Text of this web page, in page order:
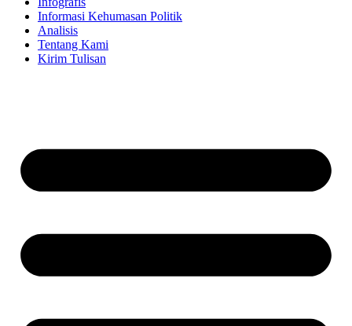
Informasi Kehumasan Politik
Analisis
Tentang Kami
Kirim Tulisan